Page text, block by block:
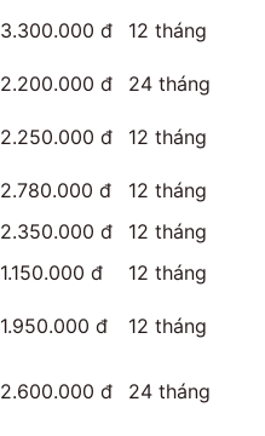
3.300.000 đ 12 tháng
2.200.000 đ 24 tháng
2.250.000 đ 12 tháng
2.780.000 đ
12 tháng
2.350.000 đ
12 tháng
1.150.000 đ 12 tháng
1.950.000 đ 12 tháng
2.600.000 đ 24 tháng